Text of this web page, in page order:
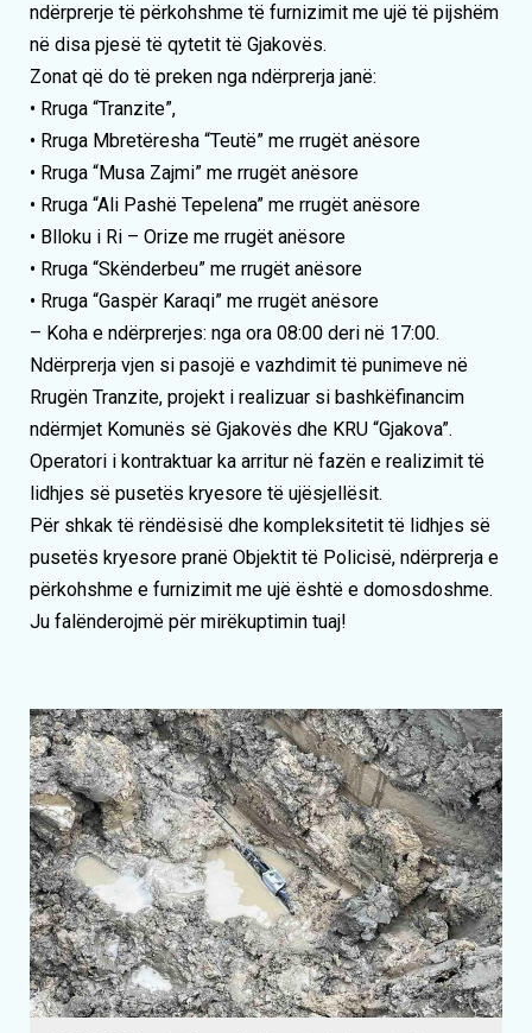
ndërprerje të përkohshme të furnizimit me ujë të pijshëm
në disa pjesë të qytetit të Gjakovës.
Zonat që do të preken nga ndërprerja janë:
• Rruga “Tranzite”,
• Rruga Mbretëresha “Teutë” me rrugët anësore
• Rruga “Musa Zajmi” me rrugët anësore
• Rruga “Ali Pashë Tepelena” me rrugët anësore
• Blloku i Ri – Orize me rrugët anësore
• Rruga “Skënderbeu” me rrugët anësore
• Rruga “Gaspër Karaqi” me rrugët anësore
– Koha e ndërprerjes: nga ora 08:00 deri në 17:00.
Ndërprerja vjen si pasojë e vazhdimit të punimeve në
Rrugën Tranzite, projekt i realizuar si bashkëfinancim
ndërmjet Komunës së Gjakovës dhe KRU “Gjakova”.
Operatori i kontraktuar ka arritur në fazën e realizimit të
lidhjes së pusetës kryesore të ujësjellësit.
Për shkak të rëndësisë dhe kompleksitetit të lidhjes së
pusetës kryesore pranë Objektit të Policisë, ndërprerja e
përkohshme e furnizimit me ujë është e domosdoshme.
Ju falënderojmë për mirëkuptimin tuaj!